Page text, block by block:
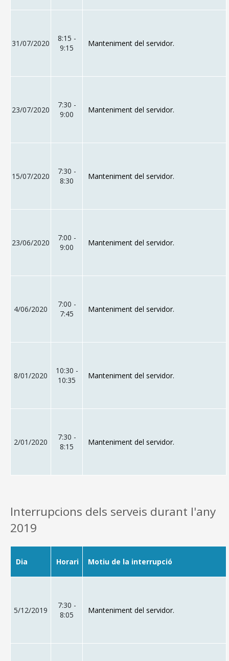
MALLORCA.ES
31/07/2020
8:15 -
9:15
Manteniment del servidor.
23/07/2020
7:30 -
9:00
Manteniment del servidor.
15/07/2020
7:30 -
8:30
Manteniment del servidor.
23/06/2020
7:00 -
9:00
Manteniment del servidor.
4/06/2020
7:00 -
7:45
Manteniment del servidor.
8/01/2020
10:30 -
10:35
Manteniment del servidor.
2/01/2020
7:30 -
8:15
Manteniment del servidor.
Interrupcions dels serveis durant l'any
2019
Dia Horari Motiu de la interrupció
5/12/2019
7:30 -
8:05
Manteniment del servidor.